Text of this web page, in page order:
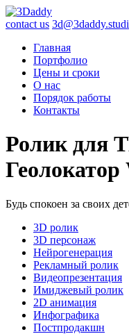
contact us
Главная
Портфолио
Цены и сроки
О нас
Порядок работы
Контакты
Ролик для
Геолокатор
Будь спокоен за своих
3D ролик
3D персонаж
Нейрогенерация
Рекламный ролик
Видеопрезентация
Имиджевый ролик
2D анимация
Инфографика
Постпродакшн